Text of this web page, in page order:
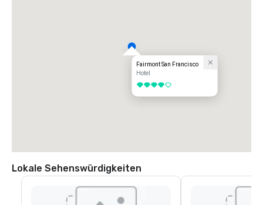
Fairmont San Francisco
Hotel
4 von 5
Lokale Sehenswürdigkeiten